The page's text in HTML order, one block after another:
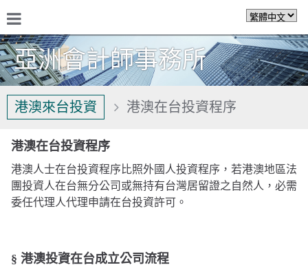
亞洲會計師事務所
關於我們
港澳來台投資 港澳在台投資程序
港澳在台投資程序
港澳人士在台投資程序比照外國人投資程序，若港澳地區法
團投資人在台無分公司或無持有台灣居留證之自然人，必需
委任代理人代理申請在台投資許可。
§ 港澳投資在台成立公司流程